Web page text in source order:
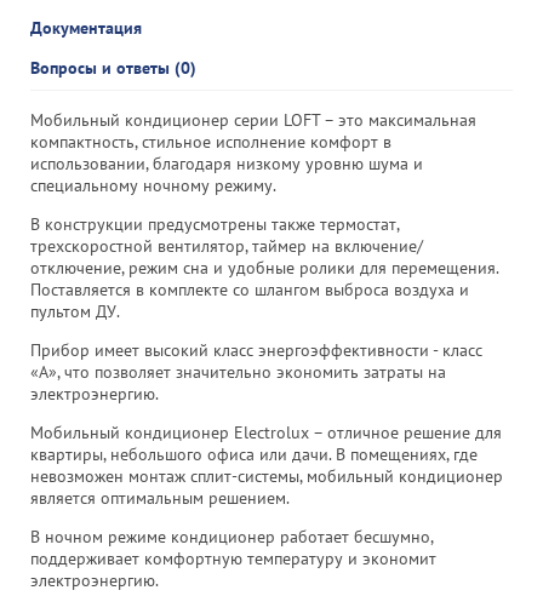
Документация
Вопросы и ответы (0)
Мобильный кондиционер серии LOFT – это максимальная
компактность, стильное исполнение комфорт в
использовании, благодаря низкому уровню шума и
специальному ночному режиму.
В конструкции предусмотрены также термостат,
трехскоростной вентилятор, таймер на включение/
отключение, режим сна и удобные ролики для перемещения.
Поставляется в комплекте со шлангом выброса воздуха и
пультом ДУ.
Прибор имеет высокий класс энергоэффективности - класс
«А», что позволяет значительно экономить затраты на
электроэнергию.
Мобильный кондиционер Electrolux – отличное решение для
квартиры, небольшого офиса или дачи. В помещениях, где
невозможен монтаж сплит-системы, мобильный кондиционер
является оптимальным решением.
В ночном режиме кондиционер работает бесшумно,
поддерживает комфортную температуру и экономит
электроэнергию.